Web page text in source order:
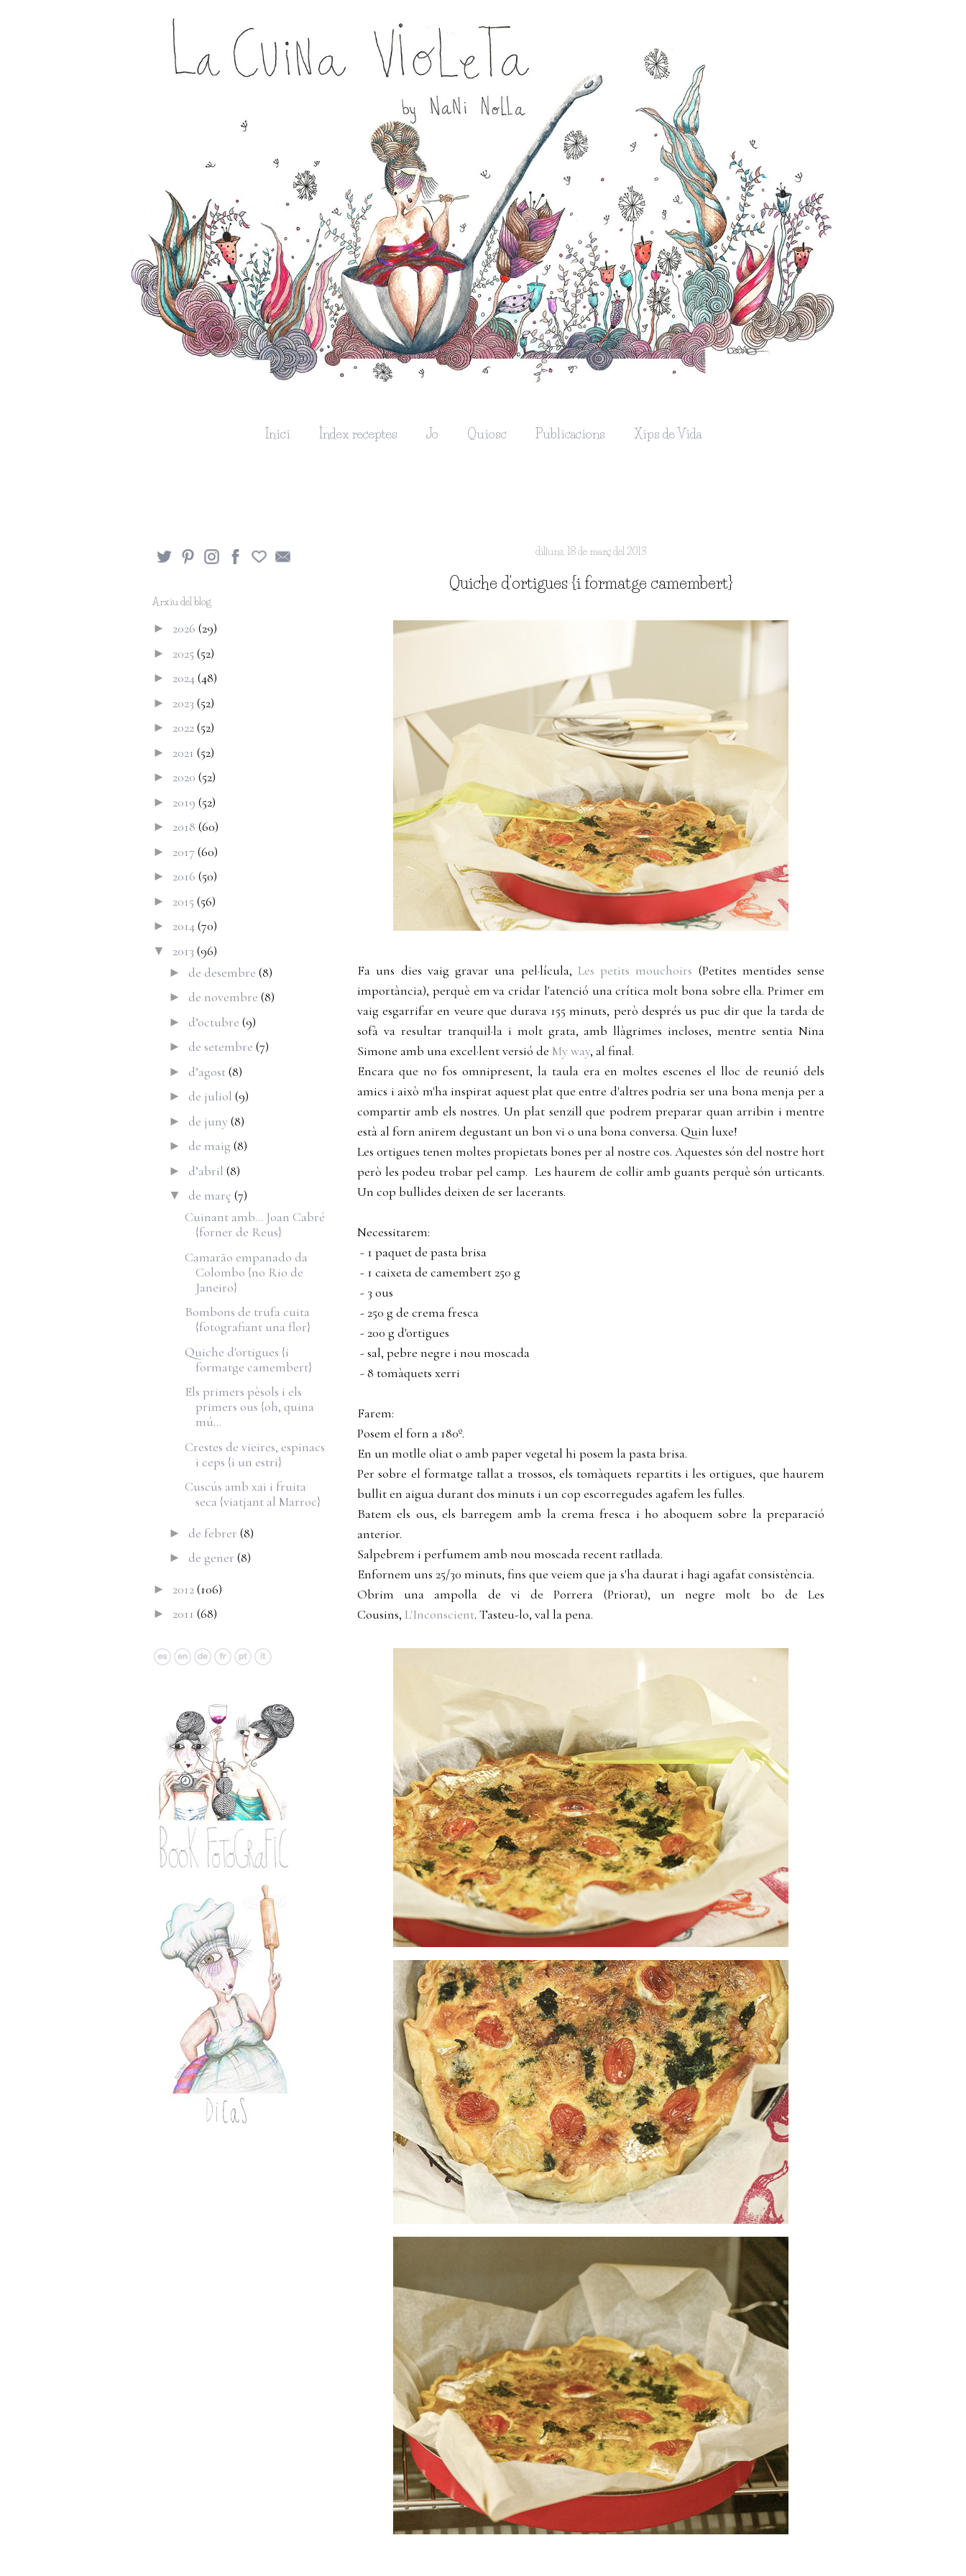
Inici Índex receptes Jo Quiosc Publicacions Xips de Vida
dilluns, 18 de març del 2013
Quiche d'ortigues {i formatge camembert}
Fa uns dies vaig gravar una pel·lícula, Les petits mouchoirs (Petites mentides sense
importància), perquè em va cridar l'atenció una crítica molt bona sobre ella. Primer em
vaig esgarrifar en veure que durava 155 minuts, però després us puc dir que la tarda de
sofà va resultar tranquil·la i molt grata, amb llàgrimes incloses, mentre sentia Nina
Simone amb una excel·lent versió de My way, al final.
Encara que no fos omnipresent, la taula era en moltes escenes el lloc de reunió dels
amics i això m'ha inspirat aquest plat que entre d'altres podria ser una bona menja per a
compartir amb els nostres. Un plat senzill que podrem preparar quan arribin i mentre
està al forn anirem degustant un bon vi o una bona conversa. Quin luxe!
Les ortigues tenen moltes propietats bones per al nostre cos. Aquestes són del nostre hort
però les podeu trobar pel camp. Les haurem de collir amb guants perquè són urticants.
Un cop bullides deixen de ser lacerants.
Necessitarem:
- 1 paquet de pasta brisa
- 1 caixeta de camembert 250 g
- 3 ous
- 250 g de crema fresca
- 200 g d'ortigues
- sal, pebre negre i nou moscada
- 8 tomàquets xerri
Farem:
Posem el forn a 180º.
En un motlle oliat o amb paper vegetal hi posem la pasta brisa.
Per sobre el formatge tallat a trossos, els tomàquets repartits i les ortigues, que haurem
bullit en aigua durant dos minuts i un cop escorregudes agafem les fulles.
Batem els ous, els barregem amb la crema fresca i ho aboquem sobre la preparació
anterior.
Salpebrem i perfumem amb nou moscada recent ratllada.
Enfornem uns 25/30 minuts, fins que veiem que ja s'ha daurat i hagi agafat consistència.
Obrim una ampolla de vi de Porrera (Priorat), un negre molt bo de Les
Cousins, L'Inconscient. Tasteu-lo, val la pena.
Arxiu del blog
► 2026 (29)
► 2025 (52)
► 2024(48)
► 2023 (52)
► 2022(52)
► 2021 (52)
► 2020 (52)
► 2019 (52)
► 2018 (60)
► 2017 (60)
► 2016 (50)
► 2015 (56)
► 2014(70)
▼ 2013 (96)
► de desembre (8)
► de novembre (8)
► d’octubre (9)
► de setembre (7)
► d’agost(8)
► de juliol (9)
► de juny(8)
► de maig (8)
► d’abril (8)
▼ de març (7)
Cuinant amb... Joan Cabré
{forner de Reus}
Camarão empanado da
Colombo {no Rio de
Janeiro}
Bombons de trufa cuita
{fotografiant una flor}
Quiche d'ortigues {i
formatge camembert}
Els primers pèsols i els
primers ous {oh, quina
mú...
Crestes de vieires, espinacs
i ceps {i un estri}
Cuscús amb xai i fruita
seca {viatjant al Marroc}
► de febrer (8)
► de gener (8)
► 2012(106)
► 2011 (68)